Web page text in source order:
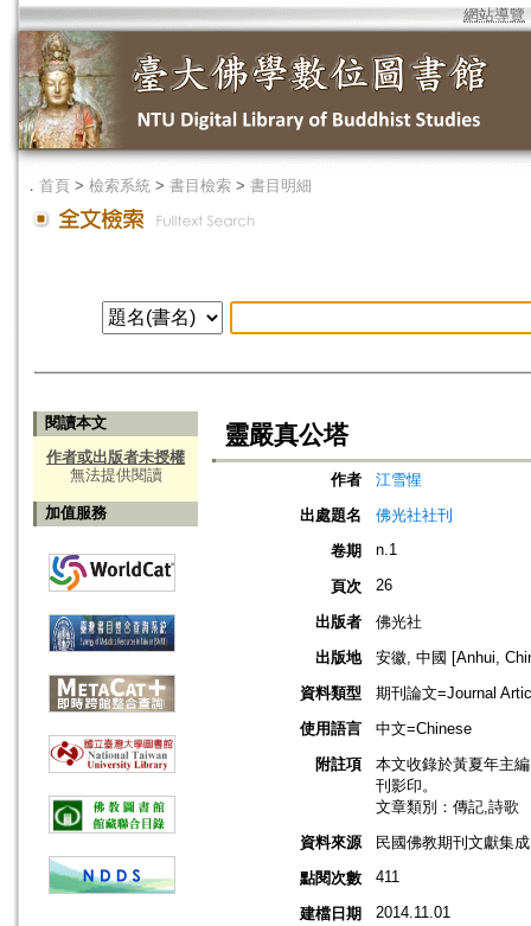
網站導覽
． 首頁 > 檢索系統 > 書目檢索 > 書目明細
閱讀本文
作者或出版者未授權
無法提供閱讀
加值服務
靈嚴真公塔
作者
江雪惺
出處題名
佛光社社刊
卷期
n.1
頁次 26
出版者
佛光社
出版地
安徽, 中國 [Anhui,
資料類型
期刊論文=Journal
使用語言
中文=Chinese
附註項
本文收錄於黃夏年主
刊影印。
文章類別：傳記,詩歌
資料來源
民國佛教期刊文獻集
點閱次數
411
建檔日期 2014.11.01